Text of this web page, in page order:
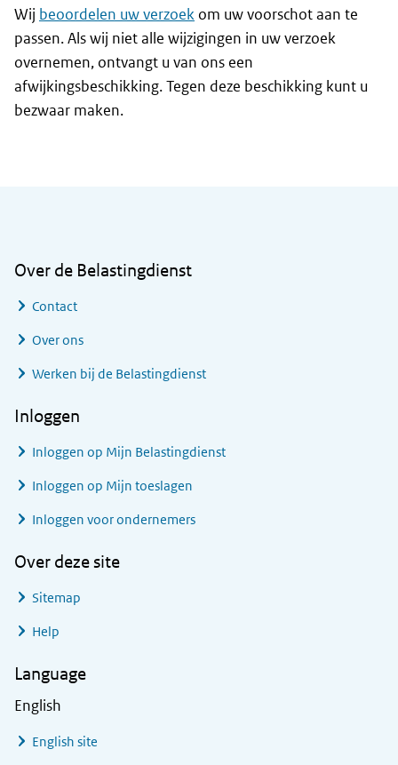
Wij beoordelen uw verzoek om uw voorschot aan te
passen. Als wij niet alle wijzigingen in uw verzoek
overnemen, ontvangt u van ons een
afwijkingsbeschikking. Tegen deze beschikking kunt u
bezwaar maken.
Over de Belastingdienst
Contact
Over ons
Werken bij de Belastingdienst
Inloggen
Inloggen op Mijn Belastingdienst
Inloggen op Mijn toeslagen
Inloggen voor ondernemers
Over deze site
Sitemap
Help
Language
English
English site